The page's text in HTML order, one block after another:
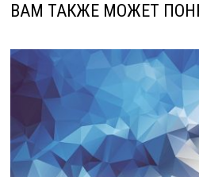
ВАМ ТАКЖЕ МОЖЕТ